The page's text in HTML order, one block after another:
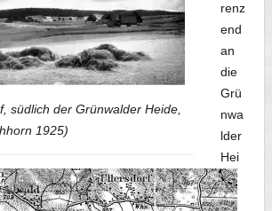
südlich der Grünwalder Heide,
1925)
renz
end
an
die
Grü
nwa
lder
Hei